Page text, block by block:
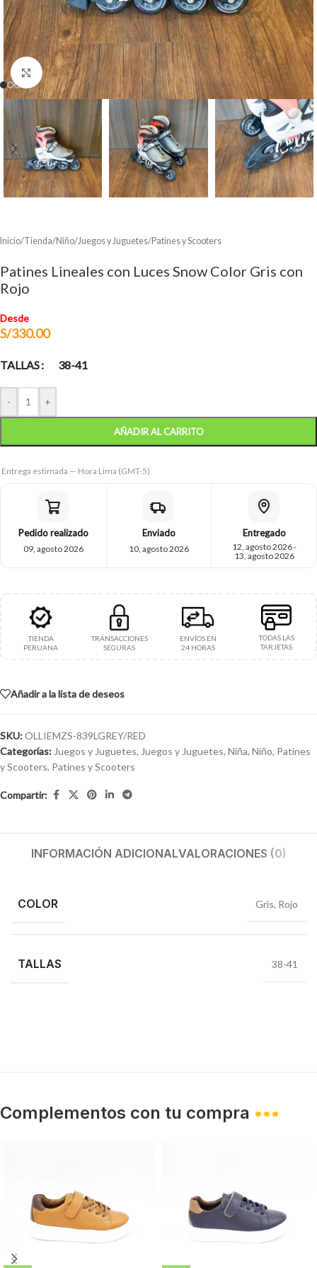
Clic para ampliar
Inicio/Tienda/Niño/Juegos y Juguetes/Patines y Scooters
Patines Lineales con Luces Snow Color Gris con
Rojo
Desde
S/330.00
TALLAS 38-41
- +
AÑADIR AL CARRITO
Entrega estimada — Hora Lima (GMT-5)
Pedido realizado
09, agosto 2026
Enviado
10, agosto 2026
Entregado
12, agosto 2026 -
13, agosto 2026
TIENDA
PERUANA
TRANSACCIONES
SEGURAS
ENVÍOS EN
24 HORAS
TODAS LAS
TARJETAS
Añadir a la lista de deseos
SKU:OLLIEMZS-839LGREY/RED
Categorías: Juegos y Juguetes, Juegos y Juguetes, Niña, Niño, Patines
y Scooters, Patines y Scooters
Compartir:
INFORMACIÓN ADICIONALVALORACIONES (0)
COLOR Gris, Rojo
TALLAS 38-41
Complementos con tu compra •••